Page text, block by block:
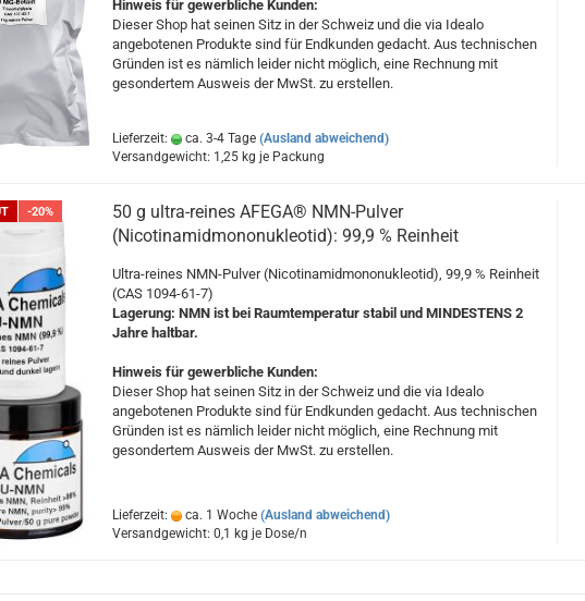
Hinweis für gewerbliche Kunden:
Dieser Shop hat seinen Sitz in der Schweiz und die via Idealo
angebotenen Produkte sind für Endkunden gedacht. Aus technischen
Gründen ist es nämlich leider nicht möglich, eine Rechnung mit
gesondertem Ausweis der MwSt. zu erstellen.
Lieferzeit: ca. 3-4 Tage (Ausland abweichend)
Versandgewicht: 1,25kg je Packung
-20%
50 g ultra-reines AFEGA® NMN-Pulver
(Nicotinamidmononukleotid): 99,9 % Reinheit
Ultra-reines NMN-Pulver (Nicotinamidmononukleotid), 99,9 % Reinheit
(CAS 1094-61-7)
Lagerung: NMN ist bei Raumtemperatur stabil und MINDESTENS 2
Jahre haltbar.
Hinweis für gewerbliche Kunden:
Dieser Shop hat seinen Sitz in der Schweiz und die via Idealo
angebotenen Produkte sind für Endkunden gedacht. Aus technischen
Gründen ist es nämlich leider nicht möglich, eine Rechnung mit
gesondertem Ausweis der MwSt. zu erstellen.
Lieferzeit: ca. 1 Woche (Ausland abweichend)
Versandgewicht: 0,1 kg je Dose/n